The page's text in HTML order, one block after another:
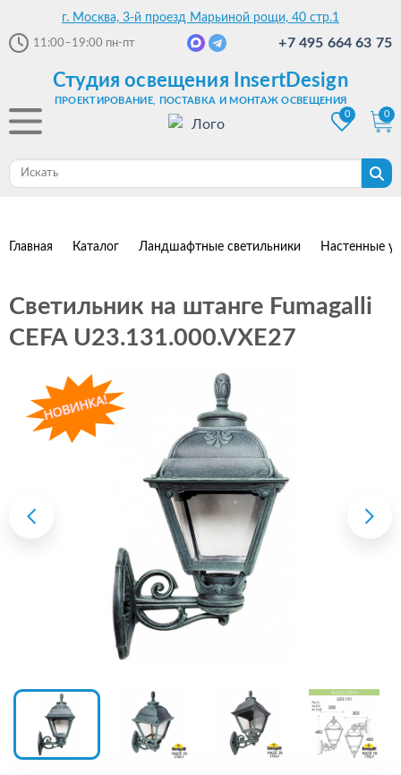
г. Москва, 3-й проезд Марьиной рощи, 40 стр.1
11:00–19:00 пн-пт +7 495 664 63 75
Студия освещения InsertDesign
ПРОЕКТИРОВАНИЕ, ПОСТАВКА И МОНТАЖ ОСВЕЩЕНИЯ
0
0
Главная Каталог Ландшафтные светильники Настенные
Светильник на штанге Fumagalli
CEFA U23.131.000.VXE27